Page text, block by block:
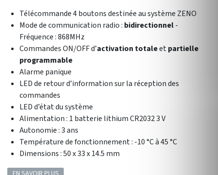
Télécommande 4 boutons destinée au système ZENO
Mode de communication radio : bidirectionnel-
Fréquence : 868MHz
Commandes ON/OFF d’activation totaleetpartielle
programmable
Alarme panique
LED de retour d’information sur la réception des
commandes
LED d’état du système
Alimentation : 1 batterie lithium CR2032 3 V
Autonomie : 3 ans
Température de fonctionnement : -10 °C à 45 °C
Dimensions : 50 x 33 x 14.5 mm